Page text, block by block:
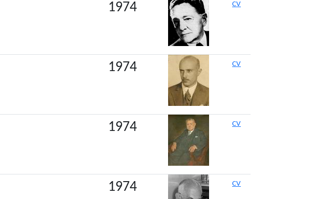
1974 CV
1974 CV
1974 CV
1974 CV